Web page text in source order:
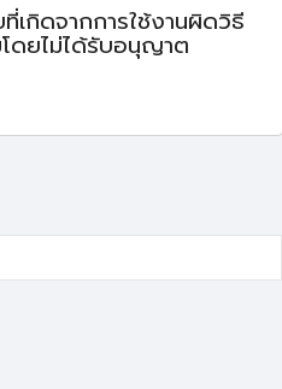
เกิดจากการใช้งานผิดวิธี
ดยไม่ได้รับอนุญาต